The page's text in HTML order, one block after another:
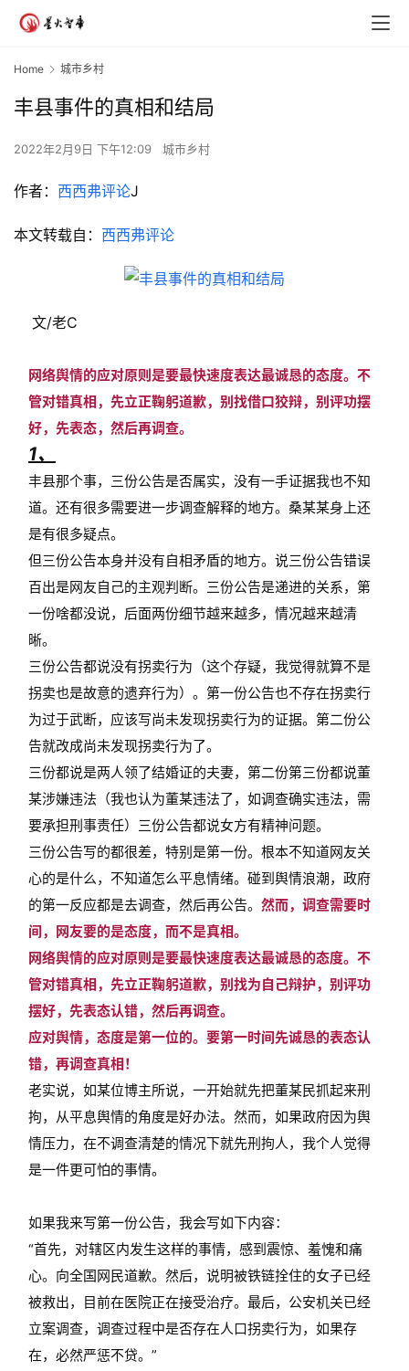
Home 城市乡村
丰县事件的真相和结局
2022年2月9日 下午12:09 城市乡村
作者： 西西弗评论J
本文转载自： 西西弗评论
文/老C
网络舆情的应对原则是要最快速度表达最诚恳的态度。不
管对错真相，先立正鞠躬道歉，别找借口狡辩，别评功摆
好，先表态，然后再调查。
1、
丰县那个事，三份公告是否属实，没有一手证据我也不知
道。还有很多需要进一步调查解释的地方。桑某某身上还
是有很多疑点。
但三份公告本身并没有自相矛盾的地方。说三份公告错误
百出是网友自己的主观判断。三份公告是递进的关系，第
一份啥都没说，后面两份细节越来越多，情况越来越清
晰。
三份公告都说没有拐卖行为（这个存疑，我觉得就算不是
拐卖也是故意的遗弃行为）。第一份公告也不存在拐卖行
为过于武断，应该写尚未发现拐卖行为的证据。第二份公
告就改成尚未发现拐卖行为了。
三份都说是两人领了结婚证的夫妻，第二份第三份都说董
某涉嫌违法（我也认为董某违法了，如调查确实违法，需
要承担刑事责任）三份公告都说女方有精神问题。
三份公告写的都很差，特别是第一份。根本不知道网友关
心的是什么，不知道怎么平息情绪。碰到舆情浪潮，政府
的第一反应都是去调查，然后再公告。 然而，调查需要时
间，网友要的是态度，而不是真相。
网络舆情的应对原则是要最快速度表达最诚恳的态度。不
管对错真相，先立正鞠躬道歉，别找为自己辩护，别评功
摆好，先表态认错，然后再调查。
应对舆情，态度是第一位的。要第一时间先诚恳的表态认
错，再调查真相！
老实说，如某位博主所说，一开始就先把董某民抓起来刑
拘，从平息舆情的角度是好办法。然而，如果政府因为舆
情压力，在不调查清楚的情况下就先刑拘人，我个人觉得
是一件更可怕的事情。
如果我来写第一份公告，我会写如下内容：
“首先， 对辖区内发生这样的事情，感到震惊、羞愧和痛
心。 向全国网民道歉。 然后，说明被铁链拴住的女子已经
被救出，目前在医院正在接受治疗。 最后，公安机关已经
立案调查，调查过程中是否存在人口拐卖行为，如果存
在，必然严惩不贷。”